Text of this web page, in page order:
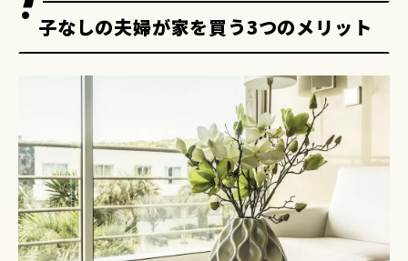
子なしの夫婦が家を買う3つのメリット